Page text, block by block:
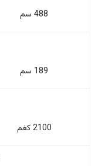
488 سم
189 سم
2100 كغم